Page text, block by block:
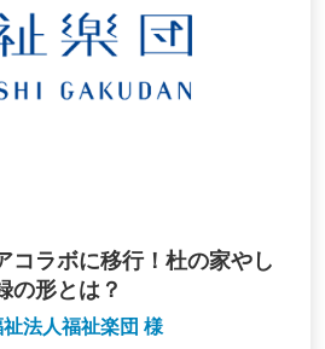
コラボに移行！杜の家やし
の形とは？
法人福祉楽団 様